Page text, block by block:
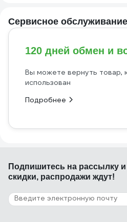
Сервисное обслуживание
120 дней обмен и
Вы можете вернуть товар,
использован
Подробнее
Подпишитесь на рассылку
скидки, распродажи ждут!